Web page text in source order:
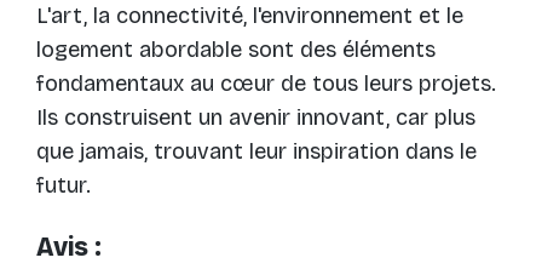
L'art, la connectivité, l'environnement et le
logement abordable sont des éléments
fondamentaux au cœur de tous leurs projets.
Ils construisent un avenir innovant, car plus
que jamais, trouvant leur inspiration dans le
futur.
Avis :